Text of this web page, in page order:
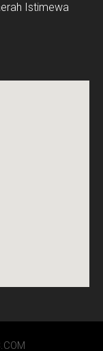
Istimewa